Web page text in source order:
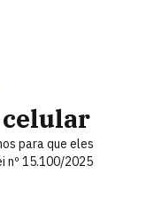
celular
para que eles
nº 15.100/2025